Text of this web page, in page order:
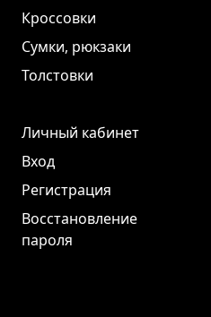
Кроссовки
Сумки, рюкзаки
Толстовки
Личный кабинет
Вход
Регистрация
Восстановление
пароля